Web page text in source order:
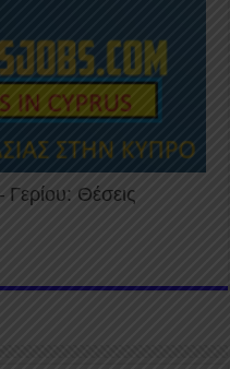
Θέσεις